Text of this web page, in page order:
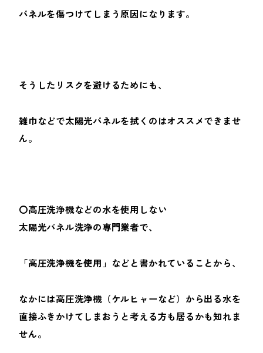
パネルを傷つけてしまう原因になります。
そうしたリスクを避けるためにも、
雑巾などで太陽光パネルを拭くのはオススメできませ
ん。
〇高圧洗浄機などの水を使用しない
太陽光パネル洗浄の専門業者で、
「高圧洗浄機を使用」などと書かれていることから、
なかには高圧洗浄機（ケルヒャーなど）から出る水を
直接ふきかけてしまおうと考える方も居るかも知れま
せん。